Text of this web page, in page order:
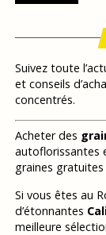
Suivez toute
et conseils
concentrés.
Acheter des
autoflorissantes
graines
Si vous êtes au
d’étonnantes
meilleure